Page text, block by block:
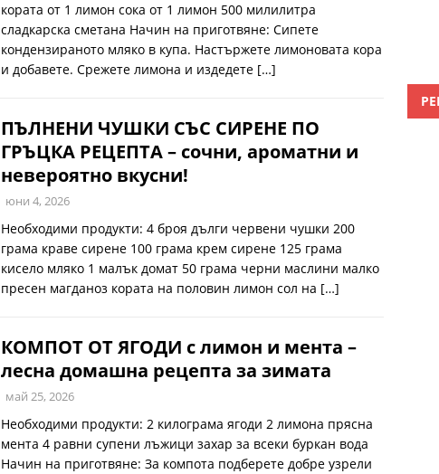
кората от 1 лимон сока от 1 лимон 500 милилитра
сладкарска сметана Начин на приготвяне: Сипете
кондензираното мляко в купа. Настържете лимоновата кора
и добавете. Срежете лимона и издедете […]
ПЪЛНЕНИ ЧУШКИ СЪС СИРЕНЕ ПО
ГРЪЦКА РЕЦЕПТА – сочни, ароматни и
невероятно вкусни!
юни 4, 2026
Необходими продукти: 4 броя дълги червени чушки 200
грама краве сирене 100 грама крем сирене 125 грама
кисело мляко 1 малък домат 50 грама черни маслини малко
пресен магданоз кората на половин лимон сол на […]
КОМПОТ ОТ ЯГОДИ с лимон и мента –
лесна домашна рецепта за зимата
май 25, 2026
Необходими продукти: 2 килограма ягоди 2 лимона прясна
мента 4 равни супени лъжици захар за всеки буркан вода
Начин на приготвяне: За компота подберете добре узрели